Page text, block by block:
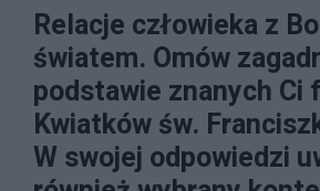
Relacje człowieka z
światem. Omów
podstawie znanych Ci
Kwiatków św.
W swojej odpowiedzi